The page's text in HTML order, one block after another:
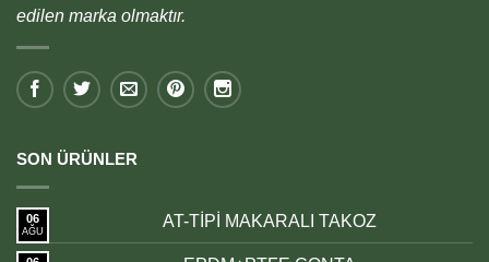
edilen marka olmaktır.
SON ÜRÜNLER
06
AĞU
AT-TİPİ MAKARALI TAKOZ